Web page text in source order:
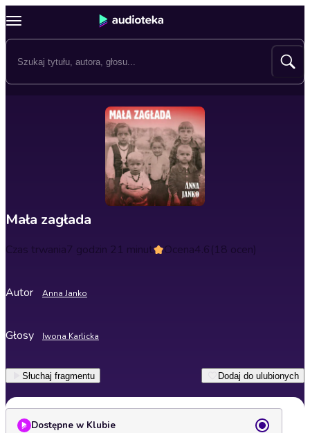
Mała zagłada
Czas trwania7 godzin 21 minut Ocena4.6(18 ocen)
Autor Anna Janko
Głosy Iwona Karlicka
Słuchaj fragmentu Dodaj do ulubionych
Dostępne w Klubie